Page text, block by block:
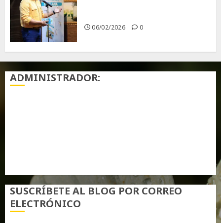
06/02/2026 0
ADMINISTRADOR:
SUSCRÍBETE AL BLOG POR CORREO
ELECTRÓNICO